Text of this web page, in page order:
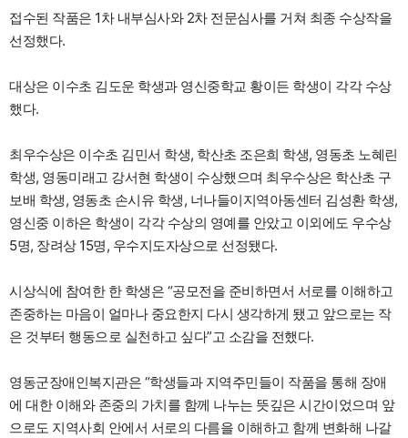
접수된 작품은 1차 내부심사와 2차 전문심사를 거쳐 최종 수상작을
선정했다.
대상은 이수초 김도운 학생과 영신중학교 황이든 학생이 각각 수상
했다.
최우수상은 이수초 김민서 학생, 학산초 조은희 학생, 영동초 노혜린
학생, 영동미래고 강서현 학생이 수상했으며 최우수상은 학산초 구
보배 학생, 영동초 손시유 학생, 너나들이지역아동센터 김성환 학생,
영신중 이하은 학생이 각각 수상의 영예를 안았고 이외에도 우수상
5명, 장려상 15명, 우수지도자상으로 선정됐다.
시상식에 참여한 한 학생은 “공모전을 준비하면서 서로를 이해하고
존중하는 마음이 얼마나 중요한지 다시 생각하게 됐고 앞으로는 작
은 것부터 행동으로 실천하고 싶다”고 소감을 전했다.
영동군장애인복지관은 “학생들과 지역주민들이 작품을 통해 장애
에 대한 이해와 존중의 가치를 함께 나누는 뜻깊은 시간이었으며 앞
으로도 지역사회 안에서 서로의 다름을 이해하고 함께 변화해 나갈